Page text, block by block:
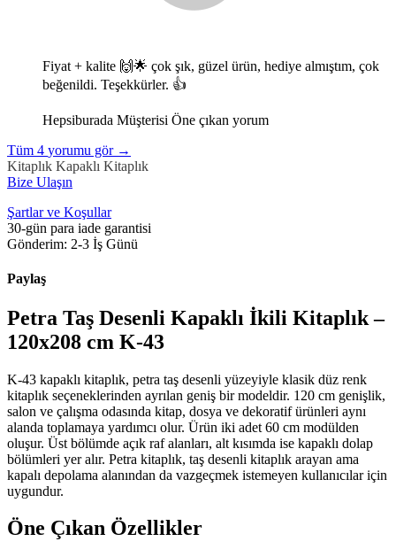
Fiyat + kalite 🙌🌟 çok şık, güzel ürün, hediye almıştım, çok
beğenildi. Teşekkürler. 👍
Hepsiburada Müşterisi Öne çıkan yorum
Tüm 4 yorumu gör →
Kitaplık Kapaklı Kitaplık
Bize Ulaşın
Şartlar ve Koşullar
30-gün para iade garantisi
Gönderim: 2-3 İş Günü
Paylaş
Petra Taş Desenli Kapaklı İkili Kitaplık –
120x208 cm K-43
K-43 kapaklı kitaplık, petra taş desenli yüzeyiyle klasik düz renk
kitaplık seçeneklerinden ayrılan geniş bir modeldir. 120 cm genişlik,
salon ve çalışma odasında kitap, dosya ve dekoratif ürünleri aynı
alanda toplamaya yardımcı olur. Ürün iki adet 60 cm modülden
oluşur. Üst bölümde açık raf alanları, alt kısımda ise kapaklı dolap
bölümleri yer alır. Petra kitaplık, taş desenli kitaplık arayan ama
kapalı depolama alanından da vazgeçmek istemeyen kullanıcılar için
uygundur.
Öne Çıkan Özellikler